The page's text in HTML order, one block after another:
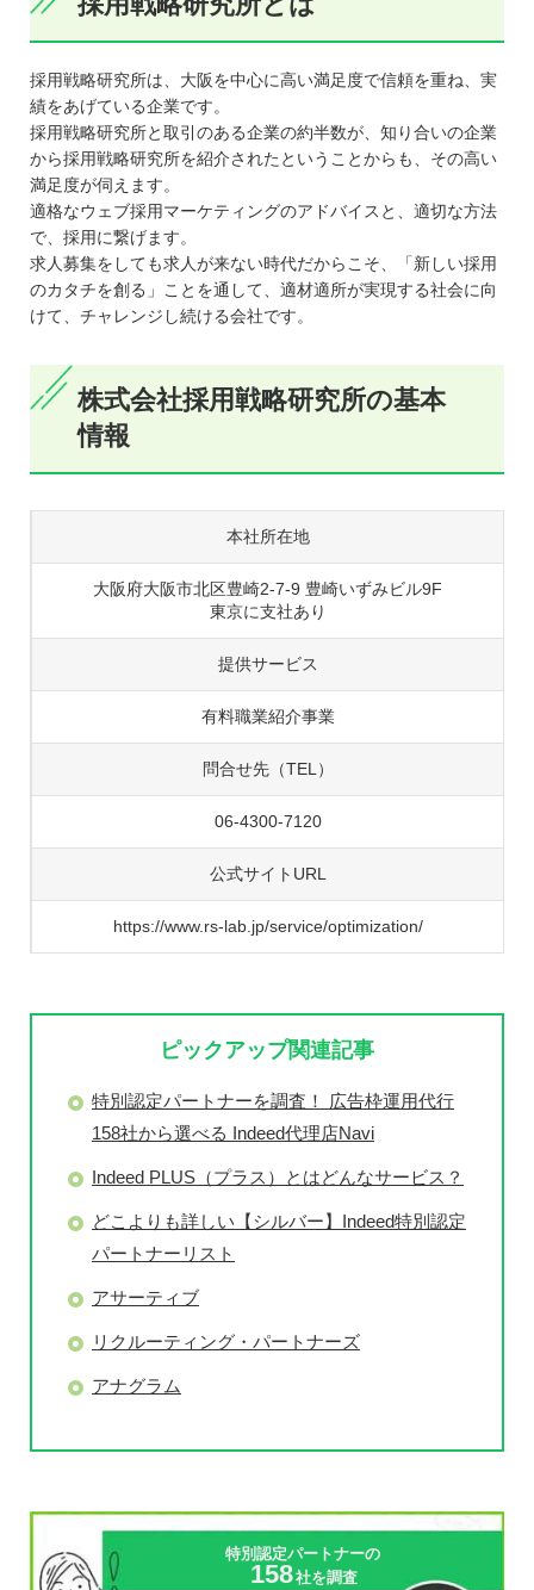
採用戦略研究所は、大阪を中心に高い満足度で信頼を重ね、実
績をあげている企業です。
採用戦略研究所と取引のある企業の約半数が、知り合いの企業
から採用戦略研究所を紹介されたということからも、その高い
満足度が伺えます。
適格なウェブ採用マーケティングのアドバイスと、適切な方法
で、採用に繋げます。
求人募集をしても求人が来ない時代だからこそ、「新しい採用
のカタチを創る」ことを通して、適材適所が実現する社会に向
けて、チャレンジし続ける会社です。
株式会社採用戦略研究所の基本
情報
本社所在地
大阪府大阪市北区豊崎2-7-9 豊崎いずみビル9F
東京に支社あり
提供サービス
有料職業紹介事業
問合せ先（TEL）
06-4300-7120
公式サイトURL
https://www.rs-lab.jp/service/optimization/
ピックアップ関連記事
特別認定パートナーを調査！ 広告枠運用代行
158社から選べる Indeed代理店Navi
Indeed PLUS（プラス）とはどんなサービス？
どこよりも詳しい【シルバー】Indeed特別認定
パートナーリスト
アサーティブ
リクルーティング・パートナーズ
アナグラム
特別認定パートナーの
158社を調査